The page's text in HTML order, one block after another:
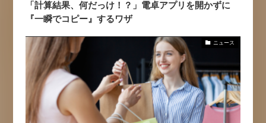
「計算結果、何だっけ！？」電卓アプリを開かずに
『一瞬でコピー』するワザ
ニュース